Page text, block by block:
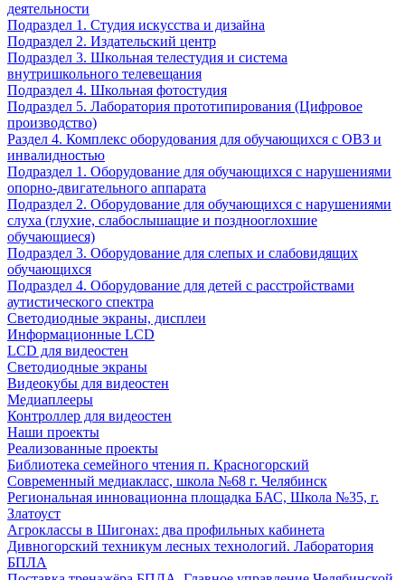
деятельности
Подраздел 1. Студия искусства и дизайна
Подраздел 2. Издательский центр
Подраздел 3. Школьная телестудия и система
внутришкольного телевещания
Подраздел 4. Школьная фотостудия
Подраздел 5. Лаборатория прототипирования (Цифровое
производство)
Раздел 4. Комплекс оборудования для обучающихся с ОВЗ и
инвалидностью
Подраздел 1. Оборудование для обучающихся с нарушениями
опорно-двигательного аппарата
Подраздел 2. Оборудование для обучающихся с нарушениями
слуха (глухие, слабослышащие и позднооглохшие
обучающиеся)
Подраздел 3. Оборудование для слепых и слабовидящих
обучающихся
Подраздел 4. Оборудование для детей с расстройствами
аутистического спектра
Светодиодные экраны, дисплеи
Информационные LCD
LCD для видеостен
Светодиодные экраны
Видеокубы для видеостен
Медиаплееры
Контроллер для видеостен
Наши проекты
Реализованные проекты
Библиотека семейного чтения п. Красногорский
Современный медиакласс, школа №68 г. Челябинск
Региональная инновационна площадка БАС, Школа №35, г.
Златоуст
Агроклассы в Шигонах: два профильных кабинета
Дивногорский техникум лесных технологий. Лаборатория
БПЛА